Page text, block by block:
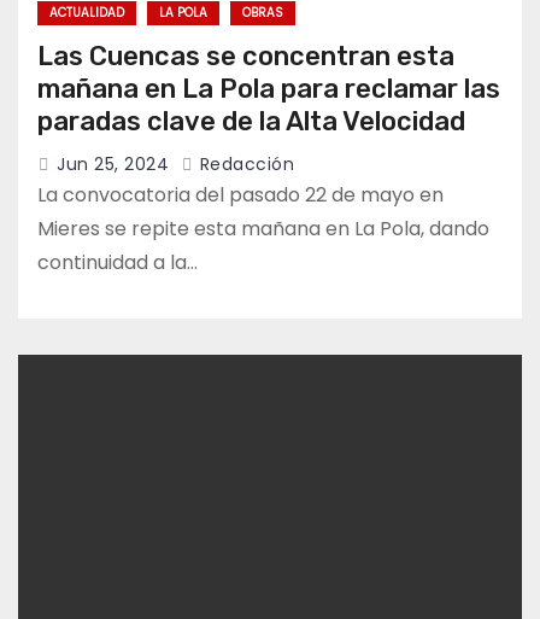
ACTUALIDAD LA POLA OBRAS
Las Cuencas se concentran esta
mañana en La Pola para reclamar las
paradas clave de la Alta Velocidad
Jun 25, 2024 Redacción
La convocatoria del pasado 22 de mayo en
Mieres se repite esta mañana en La Pola, dando
continuidad a la…